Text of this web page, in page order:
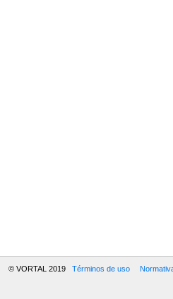
© VORTAL 2019 Términos de uso